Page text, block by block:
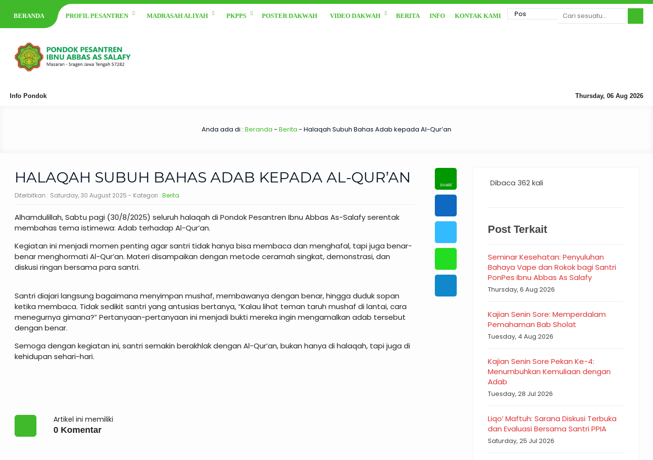
BERANDA PROFIL PESANTREN MADRASAH ALIYAH PKPPS POSTER DAKWAH VIDEO DAKWAH BERITA INFO KONTAK KAMI
Info Pondok Thursday, 06 Aug 2026
Anda ada di : Beranda - Berita - Halaqah Subuh Bahas Adab kepada Al-Qur’an
HALAQAH SUBUH BAHAS ADAB KEPADA AL-QUR’AN
Diterbitkan : Saturday, 30 August 2025 - Kategori : Berita
Alhamdulillah, Sabtu pagi (30/8/2025) seluruh halaqah di Pondok Pesantren Ibnu Abbas As-Salafy serentak
membahas tema istimewa: Adab terhadap Al-Qur’an.
Kegiatan ini menjadi momen penting agar santri tidak hanya bisa membaca dan menghafal, tapi juga benar-
benar menghormati Al-Qur’an. Materi disampaikan dengan metode ceramah singkat, demonstrasi, dan
diskusi ringan bersama para santri.
Santri diajari langsung bagaimana menyimpan mushaf, membawanya dengan benar, hingga duduk sopan
ketika membaca. Tidak sedikit santri yang antusias bertanya, “Kalau lihat teman taruh mushaf di lantai, cara
menegurnya gimana?” Pertanyaan-pertanyaan ini menjadi bukti mereka ingin mengamalkan adab tersebut
dengan benar.
Semoga dengan kegiatan ini, santri semakin berakhlak dengan Al-Qur’an, bukan hanya di halaqah, tapi juga di
kehidupan sehari-hari.
Artikel ini memiliki
0 Komentar
Dibaca 362 kali
Post Terkait
Seminar Kesehatan: Penyuluhan
Bahaya Vape dan Rokok bagi Santri
PonPes Ibnu Abbas As Salafy
Thursday, 6 Aug 2026
Kajian Senin Sore: Memperdalam
Pemahaman Bab Sholat
Tuesday, 4 Aug 2026
Kajian Senin Sore Pekan Ke-4:
Menumbuhkan Kemuliaan dengan
Adab
Tuesday, 28 Jul 2026
Liqo’ Maftuh: Sarana Diskusi Terbuka
dan Evaluasi Bersama Santri PPIA
Saturday, 25 Jul 2026